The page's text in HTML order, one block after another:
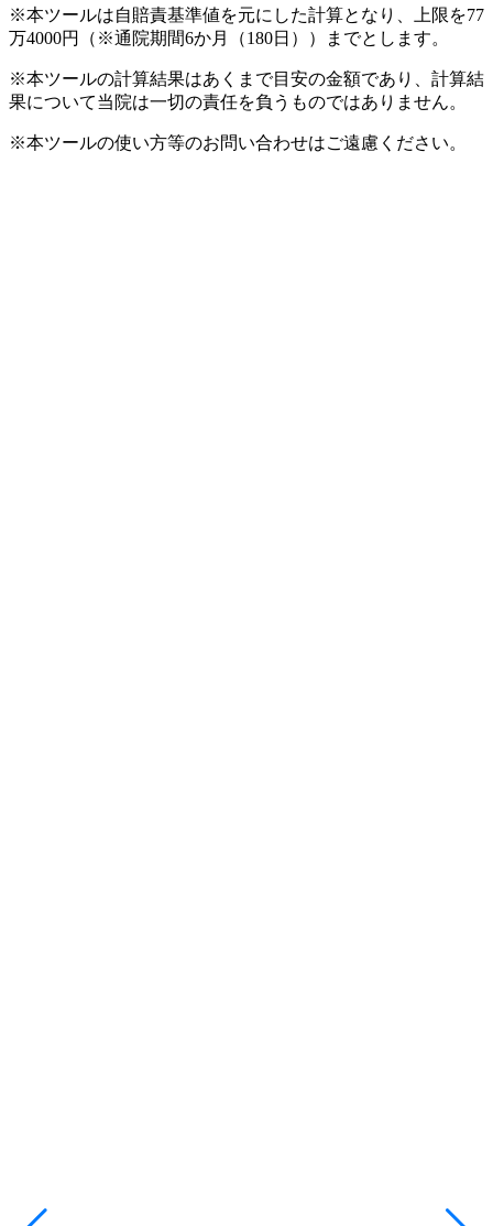
※本ツールは自賠責基準値を元にした計算となり、上限を77
万4000円（※通院期間6か月（180日））までとします。
※本ツールの計算結果はあくまで目安の金額であり、計算結
果について当院は一切の責任を負うものではありません。
※本ツールの使い方等のお問い合わせはご遠慮ください。